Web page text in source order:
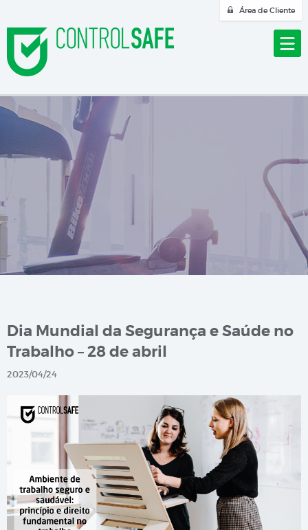
Área de Cliente
Dia Mundial da Segurança e Saúde no
Trabalho – 28 de abril
2023/04/24